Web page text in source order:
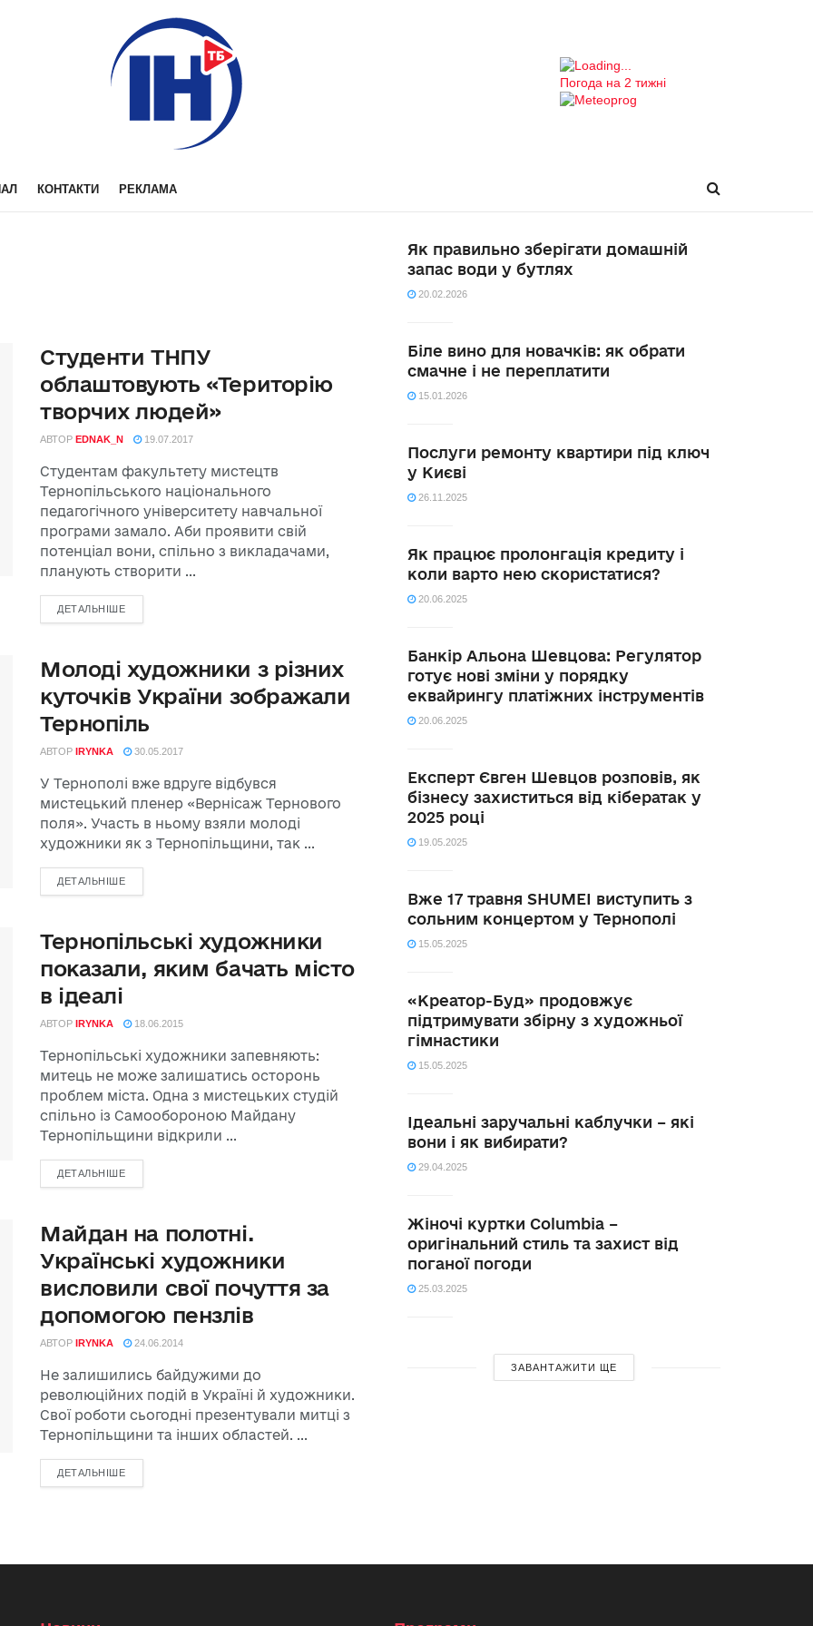
Погода на 2 тижні
КОНТАКТИ РЕКЛАМА
Студенти ТНПУ
облаштовують «Територію
творчих людей»
АВТОР EDNAK_N 19.07.2017
Студентам факультету мистецтв
Тернопільського національного
педагогічного університету навчальної
програми замало. Аби проявити свій
потенціал вони, спільно з викладачами,
планують створити ...
ДЕТАЛЬНІШЕ
Молоді художники з різних
куточків України зображали
Тернопіль
АВТОР IRYNKA 30.05.2017
У Тернополі вже вдруге відбувся
мистецький пленер «Вернісаж Тернового
поля». Участь в ньому взяли молоді
художники як з Тернопільщини, так ...
ДЕТАЛЬНІШЕ
Тернопільські художники
показали, яким бачать місто
в ідеалі
АВТОР IRYNKA 18.06.2015
Тернопільські художники запевняють:
митець не може залишатись осторонь
проблем міста. Одна з мистецьких студій
спільно із Самообороною Майдану
Тернопільщини відкрили ...
ДЕТАЛЬНІШЕ
Майдан на полотні.
Українські художники
висловили свої почуття за
допомогою пензлів
АВТОР IRYNKA 24.06.2014
Не залишились байдужими до
революційних подій в Україні й художники.
Свої роботи сьогодні презентували митці з
Тернопільщини та інших областей. ...
ДЕТАЛЬНІШЕ
Як правильно зберігати домашній
запас води у бутлях
20.02.2026
Біле вино для новачків: як обрати
смачне і не переплатити
15.01.2026
Послуги ремонту квартири під ключ
у Києві
26.11.2025
Як працює пролонгація кредиту і
коли варто нею скористатися?
20.06.2025
Банкір Альона Шевцова: Регулятор
готує нові зміни у порядку
еквайрингу платіжних інструментів
20.06.2025
Експерт Євген Шевцов розповів, як
бізнесу захиститься від кібератак у
2025 році
19.05.2025
Вже 17 травня SHUMEI виступить з
сольним концертом у Тернополі
15.05.2025
«Креатор-Буд» продовжує
підтримувати збірну з художньої
гімнастики
15.05.2025
Ідеальні заручальні каблучки – які
вони і як вибирати?
29.04.2025
Жіночі куртки Columbia –
оригінальний стиль та захист від
поганої погоди
25.03.2025
ЗАВАНТАЖИТИ ЩЕ